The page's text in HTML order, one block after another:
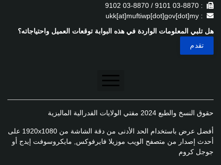
: 03-8870 9101 / 03-8870 9102
: ukk[at]muftiwp[dot]gov[dot]my
هل تلبي المعلومات الواردة في هذه البوابة توقعات العميل واحتياجاته؟
تنصل
سياسة الخصوصية
سياسة الخصوصية
سياسة تطبيق الخصوصية
حقوق النسخ والطبع 2024 مفتي الولايات الفدرالية الماليزية
أفضل عرض باستخدام الحد الأدنى من دقة الشاشة من 1920x1080 على
أحدث إصدار من متصفح الويب موزيلا فايرفوكس, مايكروسوفت إيدج أو
جوجل كروم